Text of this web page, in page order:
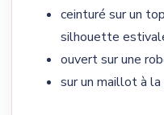
ceinturé sur un
silhouette
ouvert sur une
sur un maillot à la